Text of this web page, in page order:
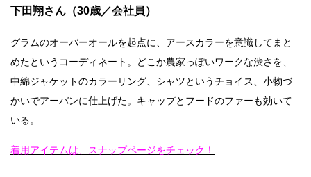
下田翔さん（30歳／会社員）
グラムのオーバーオールを起点に、アースカラーを意識してまと
めたというコーディネート。どこか農家っぽいワークな渋さを、
中綿ジャケットのカラーリング、シャツというチョイス、小物づ
かいでアーバンに仕上げた。キャップとフードのファーも効いて
いる。
着用アイテムは、スナップページをチェック！